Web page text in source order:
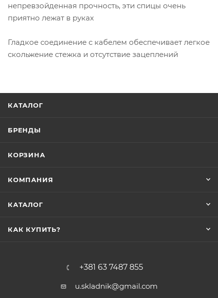
непревзойденная прочность, эти спицы очень
приятно лежат в руках
Гладкое соединение с кабелем обеспечивает легкое
скольжение стежка и отсутствие зацеплений
КАТАЛОГ
БРЕНДЫ
КОРЗИНА
КОМПАНИЯ
КАТАЛОГ
КАК КУПИТЬ?
+381 63 7487 855
u.skladnik@gmail.com